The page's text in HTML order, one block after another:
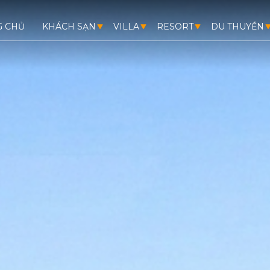
CHỦ KHÁCH SẠN VILLA RESORT DU THUYỀN